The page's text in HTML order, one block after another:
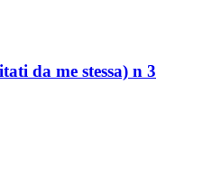
da me stessa) n 3